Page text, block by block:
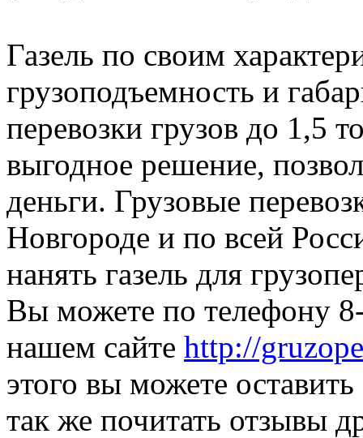
Газель по своим
грузоподъемность и
перевозки грузов до 1,5
выгодное решение,
деньги. Грузовые
Новгороде и по всей
нанять газель для
Вы можете по телефону
нашем сайте http://
этого вы можете
так же почитать отзывы